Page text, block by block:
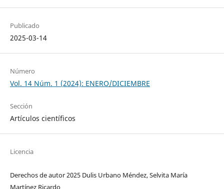
Publicado
2025-03-14
Número
Vol. 14 Núm. 1 (2024): ENERO/DICIEMBRE
Sección
Artículos científicos
Licencia
Derechos de autor 2025 Dulis Urbano Méndez, Selvita María
Martínez Ricardo